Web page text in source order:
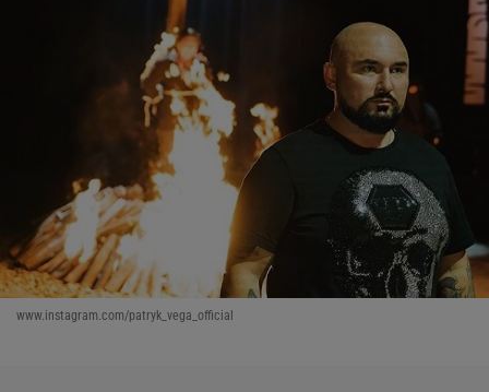
www.instagram.com/patryk_vega_official